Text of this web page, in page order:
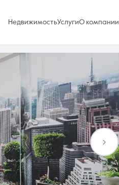
НедвижимостьУслугиО компании
Избранное
0 объявлений
Услуги